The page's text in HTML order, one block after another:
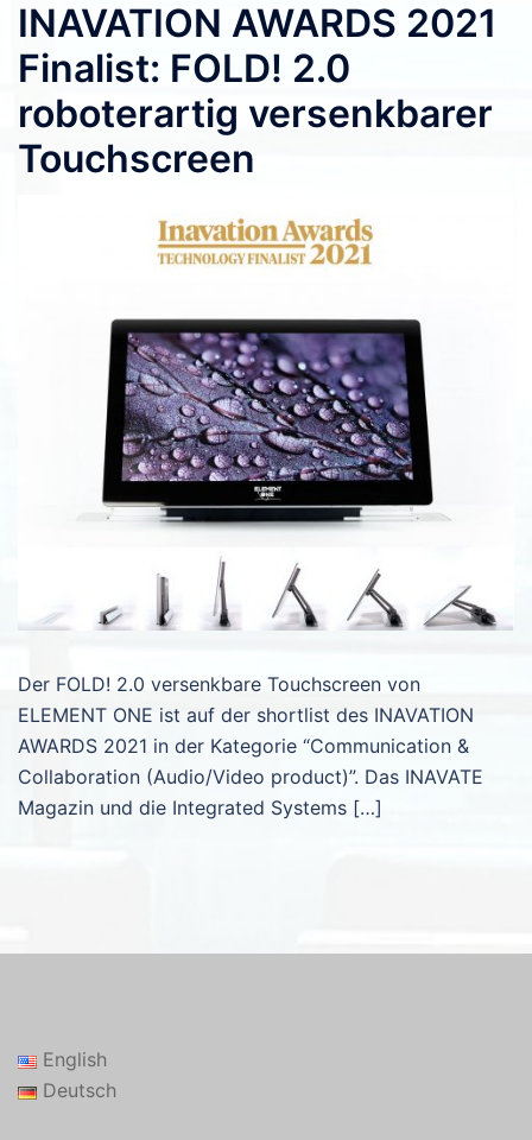
INAVATION AWARDS 2021
Finalist: FOLD! 2.0
roboterartig versenkbarer
Touchscreen
Der FOLD! 2.0 versenkbare Touchscreen von
ELEMENT ONE ist auf der shortlist des INAVATION
AWARDS 2021 in der Kategorie “Communication &
Collaboration (Audio/Video product)”. Das INAVATE
Magazin und die Integrated Systems […]
English
Deutsch